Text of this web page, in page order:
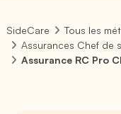
SideCare
Tous les
Assurances Chef de
Assurance RC Pro